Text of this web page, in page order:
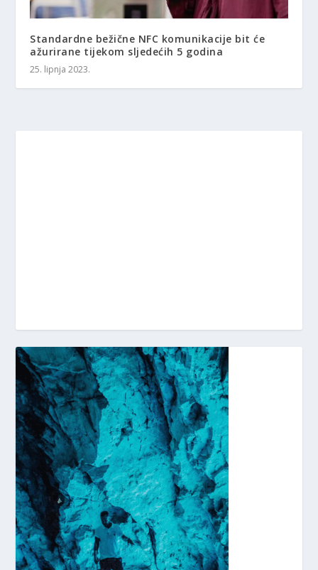
Standardne bežične NFC komunikacije bit će
ažurirane tijekom sljedećih 5 godina
25. lipnja 2023.